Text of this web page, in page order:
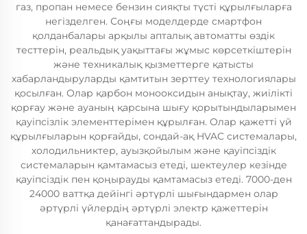
газ, пропан немесе бензин сияқты түсті құрылғыларға
негізделген. Соңғы моделдерде смартфон
қолданбалары арқылы апталық автоматты өздік
тесттерін, реальдық уақыттағы жұмыс көрсеткіштерін
және техникалық қызметтерге қатысты
хабарландыруларды қамтитын зерттеу технологиялары
қосылған. Олар қарбон монооксидын анықтау, жиілікті
қорғау және ауаның қарсына шығу қорытындыларымен
қауіпсізлік элементтерімен құрылған. Олар қажетті үй
құрылғыларын қорғайды, сондай-ақ HVAC системалары,
холодильниктер, ауызқойылым және қауіпсіздік
системаларын қамтамасыз етеді, шектеулер кезінде
қауіпсіздік пен қоңырауды қамтамасыз етеді. 7000-ден
24000 ваттқа дейінгі әртүрлі шығындармен олар
әртүрлі үйлердің әртүрлі электр қажеттерін
қанағаттандырады.